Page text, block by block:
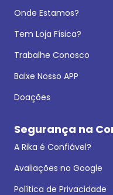
Onde Estamos?
Tem Loja Física?
Trabalhe Conosco
Baixe Nosso APP
Doações
Segurança na
A Rika é Confiável?
Avaliações no Google
Política de Privacidade